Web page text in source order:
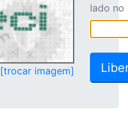
[trocar imagem]
lado no